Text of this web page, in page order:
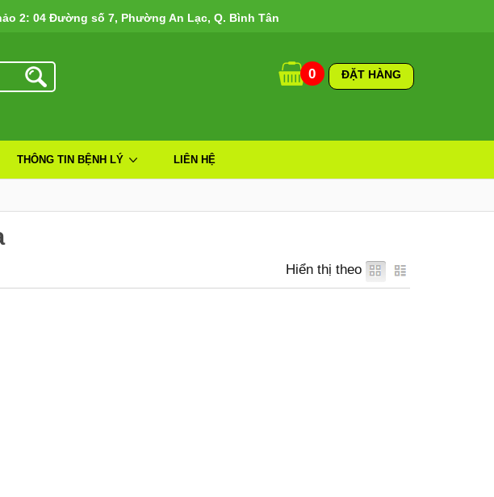
2: 04 Đường số 7, Phường An Lạc, Q. Bình Tân
0 ĐẶT HÀNG
THÔNG TIN BỆNH LÝ LIÊN HỆ
Hiển thị theo